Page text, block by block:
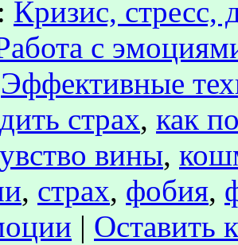
Кризис, стресс,
с
Эффективные
страх, как
вины,
, страх, фобия,
| Оставить